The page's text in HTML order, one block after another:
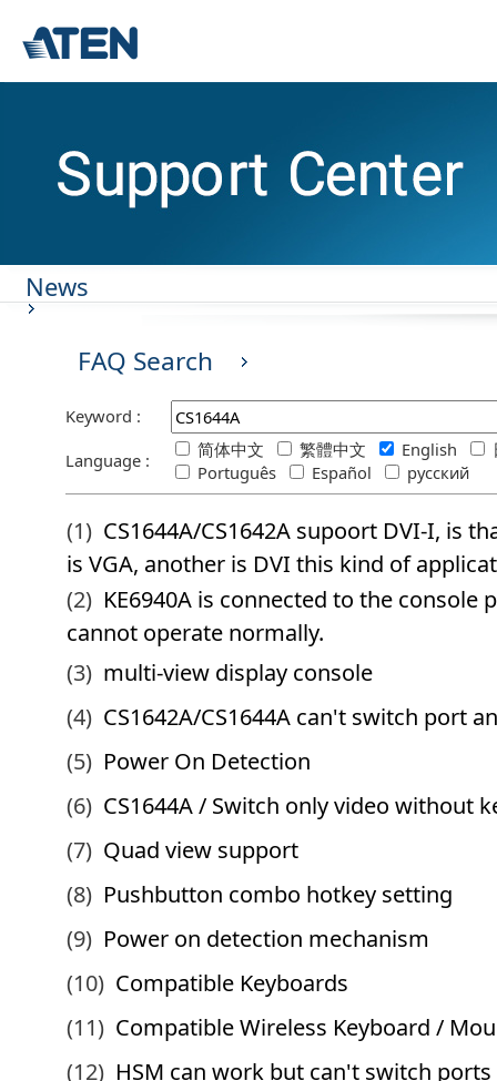
News
FAQ Search
Keyword :
Language :
简体中文 繁體中文 English
Português
Español русский